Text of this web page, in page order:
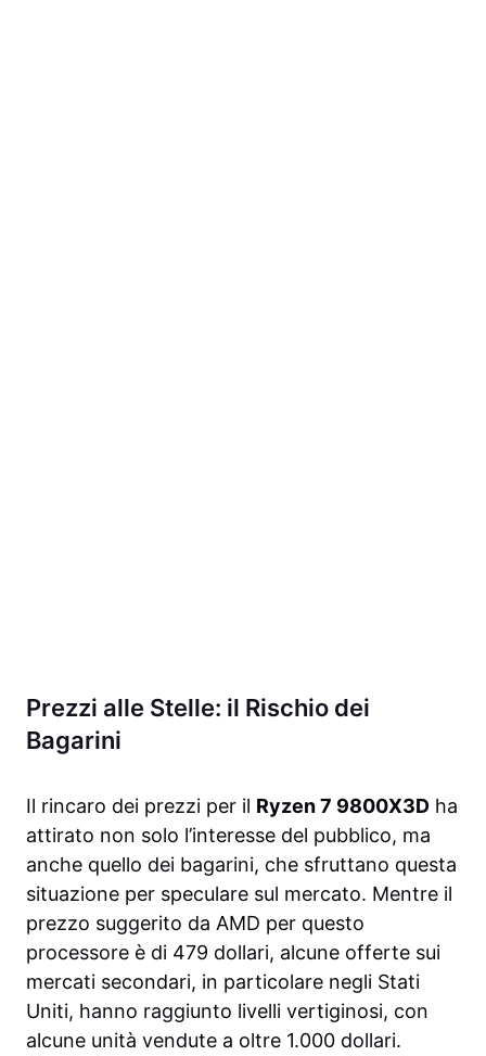
Prezzi alle Stelle: il Rischio dei
Bagarini
Il rincaro dei prezzi per il Ryzen 7 9800X3D ha
attirato non solo l’interesse del pubblico, ma
anche quello dei bagarini, che sfruttano questa
situazione per speculare sul mercato. Mentre il
prezzo suggerito da AMD per questo
processore è di 479 dollari, alcune offerte sui
mercati secondari, in particolare negli Stati
Uniti, hanno raggiunto livelli vertiginosi, con
alcune unità vendute a oltre 1.000 dollari.